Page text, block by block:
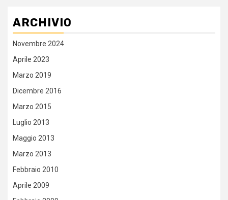
ARCHIVIO
Novembre 2024
Aprile 2023
Marzo 2019
Dicembre 2016
Marzo 2015
Luglio 2013
Maggio 2013
Marzo 2013
Febbraio 2010
Aprile 2009